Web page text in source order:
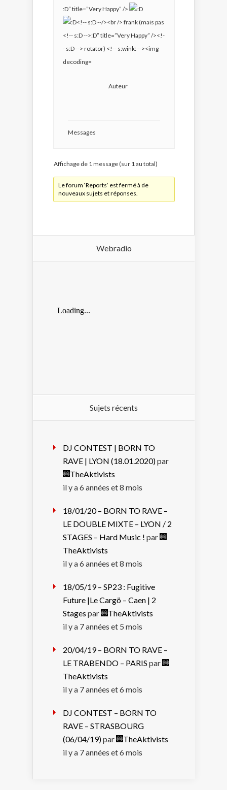
:D” title=”Very Happy” />
Auteur
Messages
Affichage de 1 message (sur 1 au total)
Le forum ‘Reports’ est fermé à de
nouveaux sujets et réponses.
Webradio
Sujets récents
DJ CONTEST | BORN TO
RAVE | LYON (18.01.2020)par
TheAktivists
il y a 6 années et 8 mois
18/01/20 – BORN TO RAVE –
LE DOUBLE MIXTE – LYON / 2
STAGES – Hard Music ! par
TheAktivists
il y a 6 années et 8 mois
18/05/19 – SP23 : Fugitive
Future |Le Cargö – Caen | 2
Stages par
TheAktivists
il y a 7 années et 5 mois
20/04/19 – BORN TO RAVE –
LE TRABENDO – PARIS par
TheAktivists
il y a 7 années et 6 mois
DJ CONTEST – BORN TO
RAVE – STRASBOURG
(06/04/19)par
TheAktivists
il y a 7 années et 6 mois